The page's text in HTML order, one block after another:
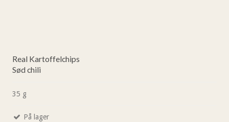
Real Kartoffelchips
Sød chili
35 g
På lager